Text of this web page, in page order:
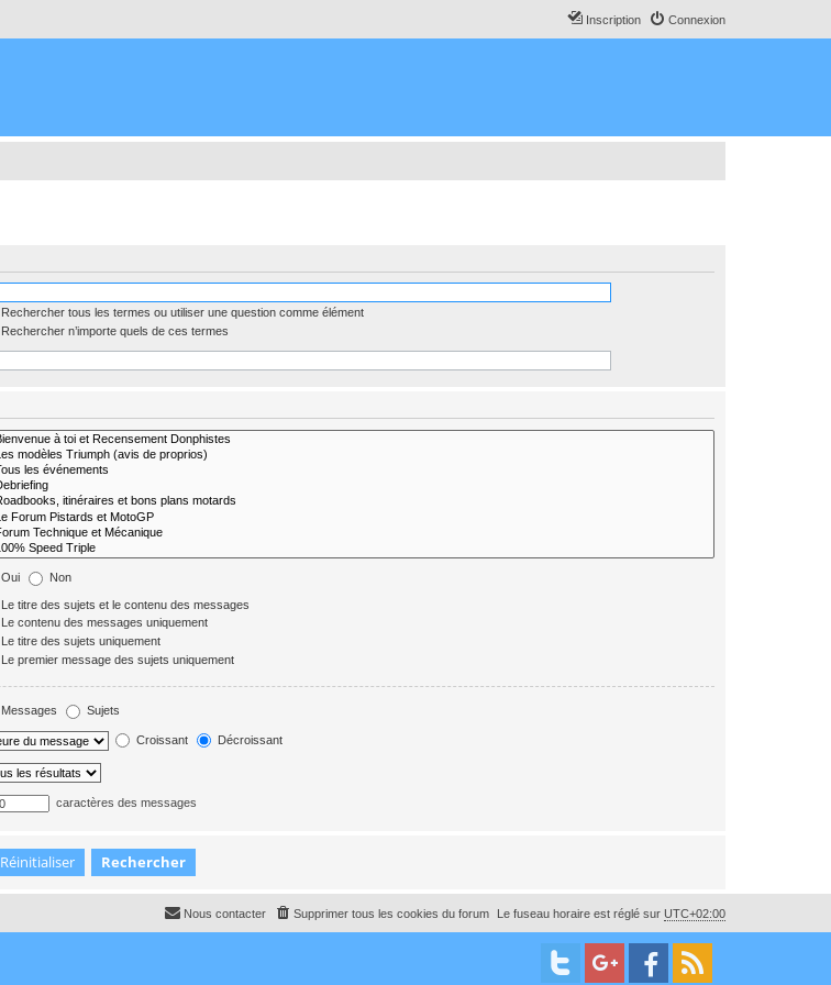
Connexion
Inscription
Rechercher tous les termes ou utiliser une question comme élément
Rechercher n’importe quels de ces termes
Oui Non
Le titre des sujets et le contenu des messages
Le contenu des messages uniquement
Le titre des sujets uniquement
Le premier message des sujets uniquement
Messages Sujets
Croissant Décroissant
caractères des messages
Le fuseau horaire est réglé sur UTC+02:00
Supprimer tous les cookies du forum
Nous contacter